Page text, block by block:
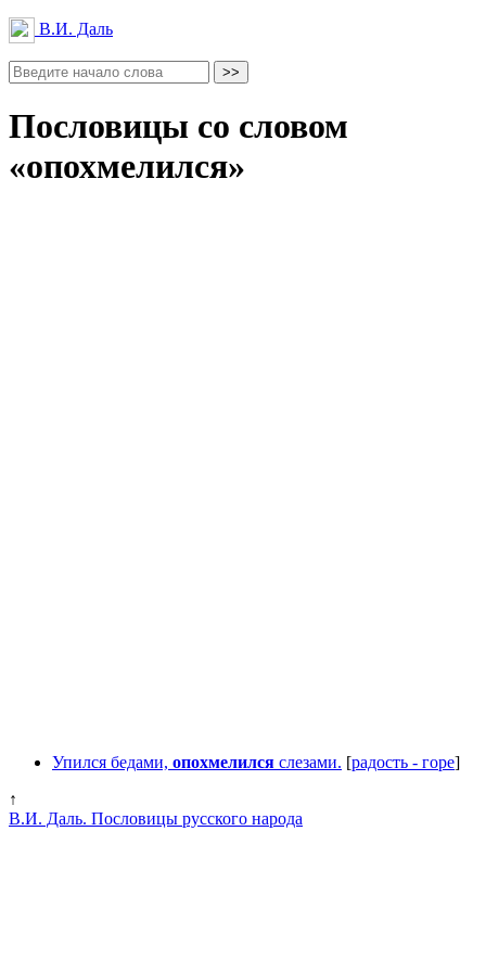
В.И. Даль
Пословицы со словом
«опохмелился»
Упился бедами, опохмелился слезами. [радость - горе]
↑
В.И. Даль. Пословицы русского народа